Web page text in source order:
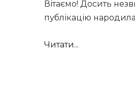
Вітаємо! Досить
публікацію
Читати...